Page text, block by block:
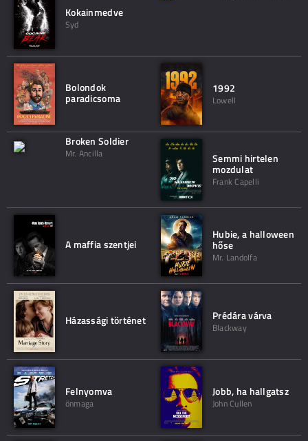
Kokainmedve
Syd
Bolondok
paradicsoma
1992
Lowell
Broken Soldier
Mr. Ancilla Semmi hirtelen
mozdulat
Frank Capelli
A maffia szentjei
Hubie, a halloween
hőse
Mr. Landolfa
Házassági történet Prédára várva
Blackway
Felnyomva
önmaga
Jobb, ha hallgatsz
John Cullen